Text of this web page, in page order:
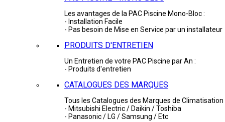
Les avantages de la PAC Piscine Mono-Bloc :
- Installation Facile
- Pas besoin de Mise en Service par un installateur
PRODUITS D'ENTRETIEN
Un Entretien de votre PAC Piscine par An :
- Produits d'entretien
CATALOGUES DES MARQUES
Tous les Catalogues des Marques de Climatisation
- Mitsubishi Electric / Daikin / Toshiba
- Panasonic / LG / Samsung / Etc